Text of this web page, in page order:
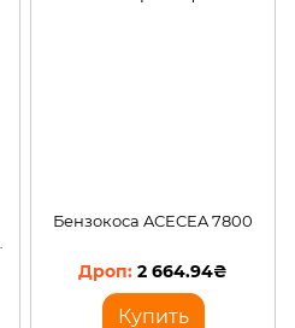
Бензокоса ACECEA 7800
2 664.94₴
Купить